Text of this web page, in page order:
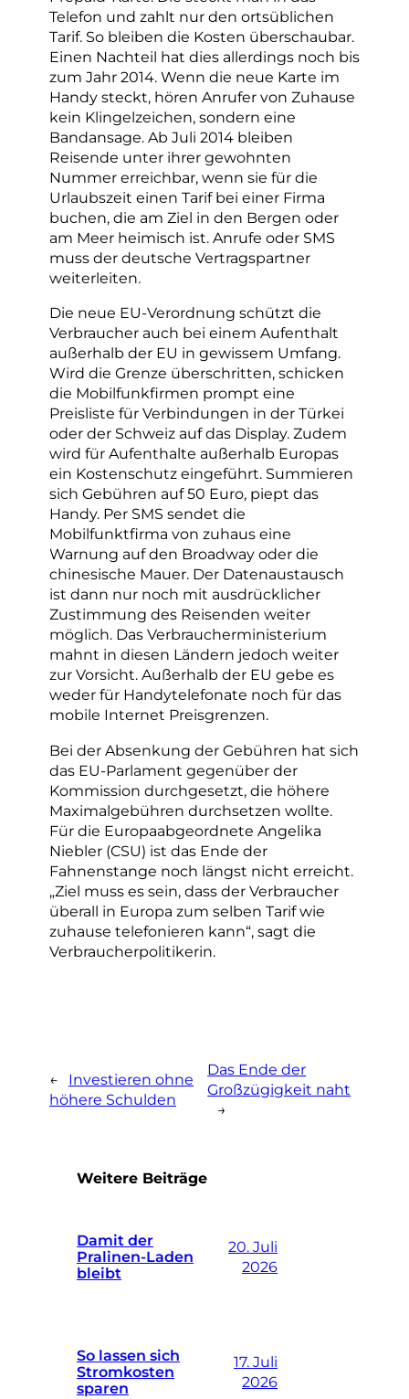
Telefon und zahlt nur den ortsüblichen
Tarif. So bleiben die Kosten überschaubar.
Einen Nachteil hat dies allerdings noch bis
zum Jahr 2014. Wenn die neue Karte im
Handy steckt, hören Anrufer von Zuhause
kein Klingelzeichen, sondern eine
Bandansage. Ab Juli 2014 bleiben
Reisende unter ihrer gewohnten
Nummer erreichbar, wenn sie für die
Urlaubszeit einen Tarif bei einer Firma
buchen, die am Ziel in den Bergen oder
am Meer heimisch ist. Anrufe oder SMS
muss der deutsche Vertragspartner
weiterleiten.
Die neue EU-Verordnung schützt die
Verbraucher auch bei einem Aufenthalt
außerhalb der EU in gewissem Umfang.
Wird die Grenze überschritten, schicken
die Mobilfunkfirmen prompt eine
Preisliste für Verbindungen in der Türkei
oder der Schweiz auf das Display. Zudem
wird für Aufenthalte außerhalb Europas
ein Kostenschutz eingeführt. Summieren
sich Gebühren auf 50 Euro, piept das
Handy. Per SMS sendet die
Mobilfunktfirma von zuhaus eine
Warnung auf den Broadway oder die
chinesische Mauer. Der Datenaustausch
ist dann nur noch mit ausdrücklicher
Zustimmung des Reisenden weiter
möglich. Das Verbraucherministerium
mahnt in diesen Ländern jedoch weiter
zur Vorsicht. Außerhalb der EU gebe es
weder für Handytelefonate noch für das
mobile Internet Preisgrenzen.
Bei der Absenkung der Gebühren hat sich
das EU-Parlament gegenüber der
Kommission durchgesetzt, die höhere
Maximalgebühren durchsetzen wollte.
Für die Europaabgeordnete Angelika
Niebler (CSU) ist das Ende der
Fahnenstange noch längst nicht erreicht.
„Ziel muss es sein, dass der Verbraucher
überall in Europa zum selben Tarif wie
zuhause telefonieren kann“, sagt die
Verbraucherpolitikerin.
←
Investieren ohne
höhere Schulden
Das Ende der
Großzügigkeit naht
→
Weitere Beiträge
Damit der
Pralinen-Laden
bleibt
20. Juli
2026
So lassen sich
Stromkosten
sparen
17. Juli
2026